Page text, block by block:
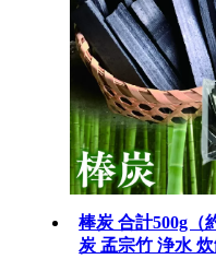
棒炭 合計500g（
炭 孟宗竹 浄水